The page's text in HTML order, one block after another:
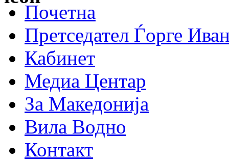
Почетна
Претседател Ѓорге
Кабинет
Медиа Центар
За Македонија
Вила Водно
Контакт